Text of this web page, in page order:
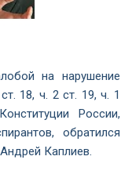
на нарушение
18, ч. 2 ст. 19, ч. 1
России,
обратился
Каплиев.